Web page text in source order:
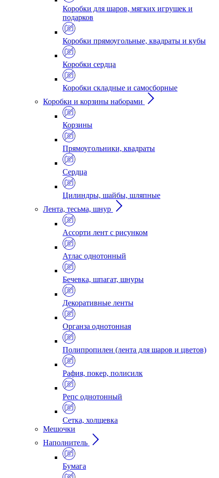
Коробки для шаров, мягких игрушек и
подарков
Коробки прямоугольные, квадраты и кубы
Коробки сердца
Коробки складные и самосборные
Коробки и корзины наборами
Корзины
Прямоугольники, квадраты
Сердца
Цилиндры, шайбы, шляпные
Лента, тесьма, шнур
Ассорти лент с рисунком
Атлас однотонный
Бечевка, шпагат, шнуры
Декоративные ленты
Органза однотонная
Полипропилен (лента для шаров и цветов)
Рафия, покер, полисилк
Репс однотонный
Сетка, холщевка
Мешочки
Наполнитель
Бумага